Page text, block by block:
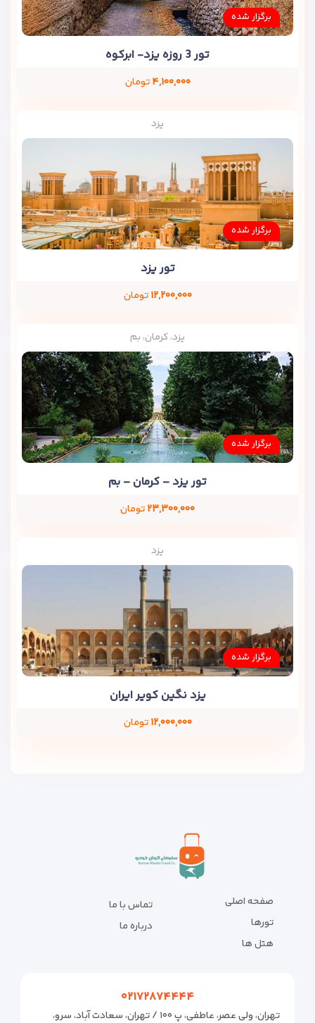
برگزار شده
تور 3 روزه یزد- ابرکوه
۴,۱۰۰,۰۰۰تومان
یزد
برگزار شده
تور یزد
۱۲,۲۰۰,۰۰۰تومان
یزد، کرمان، بم
برگزار شده
تور یزد – کرمان – بم
۲۳,۳۰۰,۰۰۰تومان
یزد
برگزار شده
یزد نگین کویر ایران
۱۲,۰۰۰,۰۰۰تومان
صفحه اصلی
تورها
هتل ها
تماس با ما
درباره ما
۰۲۱۷۲۸۷۴۴۴۴
تهران، ولی عصر، عاطفی، پ ۱۰۰ / تهران، سعادت آباد، سرو،